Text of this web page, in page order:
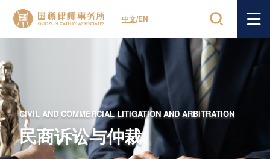
中文/EN
CIVIL AND COMMERCIAL LITIGATION AND ARBITRATION
民商诉讼与仲裁